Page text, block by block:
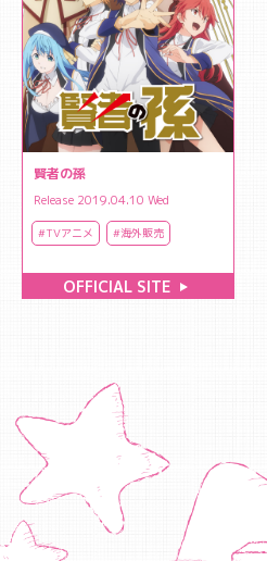
賢者の孫
Release 2019.04.10 Wed
#TVアニメ #海外販売
OFFICIAL SITE